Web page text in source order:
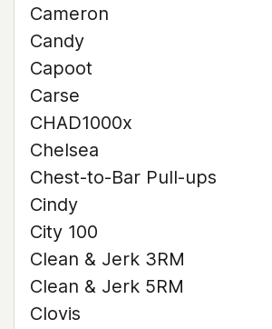
Cameron
Candy
Capoot
Carse
CHAD1000x
Chelsea
Chest-to-Bar Pull-ups
Cindy
City 100
Clean & Jerk 3RM
Clean & Jerk 5RM
Clovis